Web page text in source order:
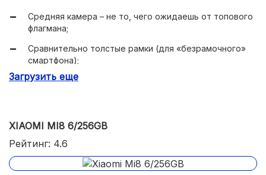
Средняя камера – не то, чего ожидаешь от топового
флагмана;
Сравнительно толстые рамки (для «безрамочного»
смартфона);
Нет официальной поддержки производителя, в том
Загрузить еще
XIAOMI MI8 6/256GB
Рейтинг: 4.6